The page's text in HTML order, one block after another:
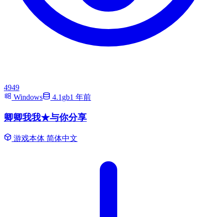
4949
Windows
4.1gb1 年前
卿卿我我★与你分享
游戏本体 简体中文